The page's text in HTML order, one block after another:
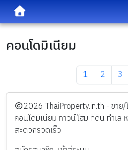
คอนโดมิเนียม
1 2 3
️2026 ThaiProperty.in.th - ขาย/
คอนโดมิเนียม ทาวน์โฮม ที่ดิน ทำเล
สะดวกรวดเร็ว